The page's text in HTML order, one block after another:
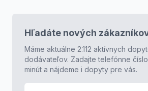
Hľadáte nových
Máme aktuálne 2.112 aktívnych
dodávateľov. Zadajte telefónne
minút a nájdeme i dopyty pre vás.